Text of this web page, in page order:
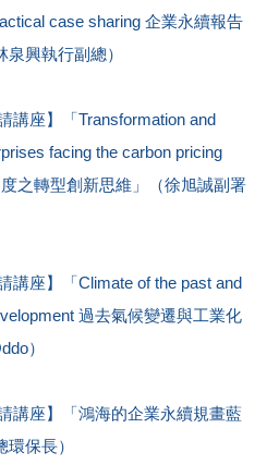
case sharing 企業永續報告
興執行副總）
講座】「Transformation and
facing the carbon pricing
之轉型創新思維」（徐旭誠副署
講座】「Climate of the past and
過去氣候變遷與工業化
）
講座】「鴻海的企業永續規畫藍
保長）